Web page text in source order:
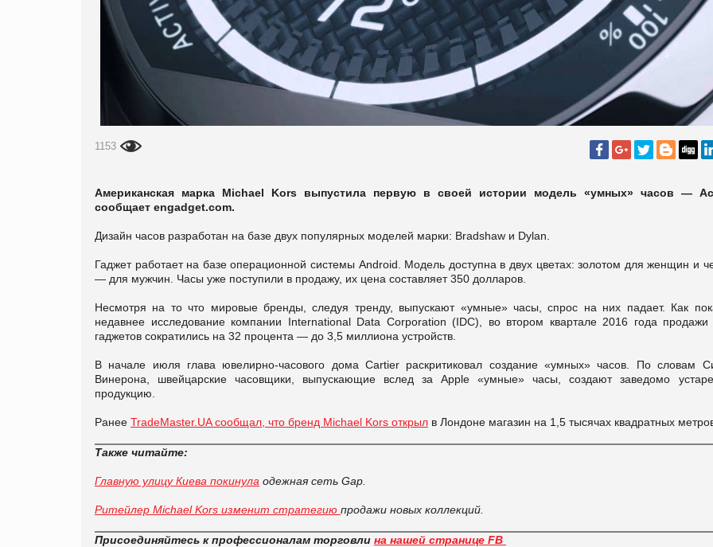
1153
Американская марка Michael Kors выпустила первую в своей истории модель «умных» часов —
сообщает engadget.com.
Дизайн часов разработан на базе двух популярных моделей марки: Bradshaw и Dylan.
Гаджет работает на базе операционной системы Android. Модель доступна в двух цветах: золотом для женщин и
— для мужчин. Часы уже поступили в продажу, их цена составляет 350 долларов.
Несмотря на то что мировые бренды, следуя тренду, выпускают «умные» часы, спрос на них падает. Как
недавнее исследование компании International Data Corporation (IDC), во втором квартале 2016 года продажи
гаджетов сократились на 32 процента — до 3,5 миллиона устройств.
В начале июля глава ювелирно-часового дома Cartier раскритиковал создание «умных» часов. По словам
Винерона, швейцарские часовщики, выпускающие вслед за Apple «умные» часы, создают заведомо
продукцию.
Ранее TradeMaster.UA сообщал, что бренд Michael Kors открыл в Лондоне магазин на 1,5 тысячах квадратных
Также читайте:
Главную улицу Киева покинула одежная сеть Gap.
Ритейлер Michael Kors изменит стратегию продажи новых коллекций.
Присоединяйтесь к профессионалам торговли на нашей странице FB